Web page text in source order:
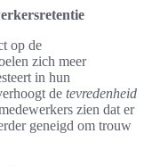
op de
zich meer
in hun
de tevredenheid
zien dat er
geneigd om trouw